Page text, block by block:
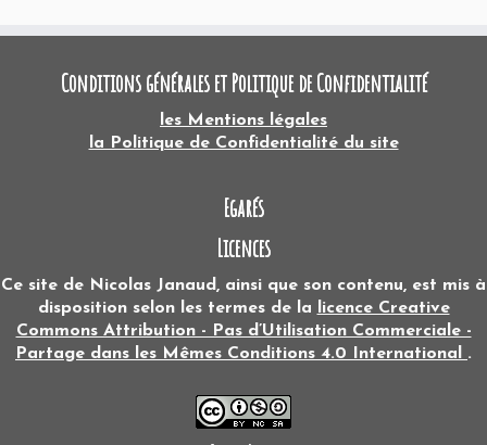
Conditions générales et Politique de Confidentialité
les Mentions légales
la Politique de Confidentialité du site
Egarés
Licences
Ce site de Nicolas Janaud , ainsi que son contenu, est mis à
disposition selon les termes de la
licence Creative
Commons Attribution - Pas d’Utilisation Commerciale -
Partage dans les Mêmes Conditions 4.0 International .